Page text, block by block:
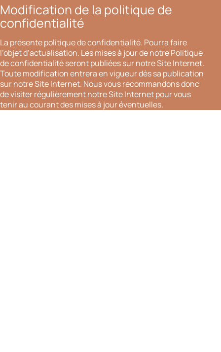
Modification de la politique de
confidentialité
La présente politique de confidentialité. Pourra faire
l’objet d’actualisation. Les mises à jour de notre Politique
de confidentialité seront publiées sur notre Site Internet.
Toute modification entrera en vigueur dès sa publication
sur notre Site Internet. Nous vous recommandons donc
de visiter régulièrement notre Site Internet pour vous
tenir au courant des mises à jour éventuelles.